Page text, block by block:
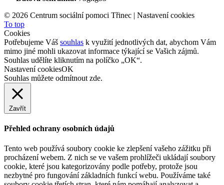
© 2026 Centrum sociální pomoci Třinec | Nastavení cookies
To top
Cookies
Potřebujeme Váš souhlas k využití jednotlivých dat, abychom Vám
mimo jiné mohli ukazovat informace týkající se Vašich zájmů.
Souhlas udělíte kliknutím na políčko „OK“.
Nastavení cookiesOK
Souhlas můžete odmítnout zde.
Zavřít
Přehled ochrany osobních údajů
Tento web používá soubory cookie ke zlepšení vašeho zážitku při
procházení webem. Z nich se ve vašem prohlížeči ukládají soubory
cookie, které jsou kategorizovány podle potřeby, protože jsou
nezbytné pro fungování základních funkcí webu. Používáme také